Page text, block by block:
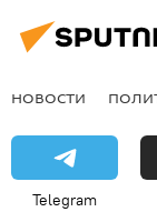
НОВОСТИ
Telegram